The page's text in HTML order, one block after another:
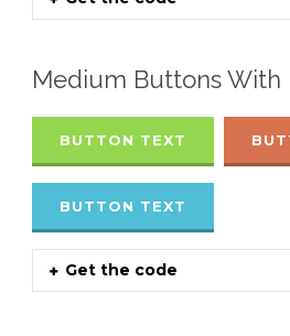
Medium Buttons With
BUTTON TEXT
BUTTON TEXT
Get the code